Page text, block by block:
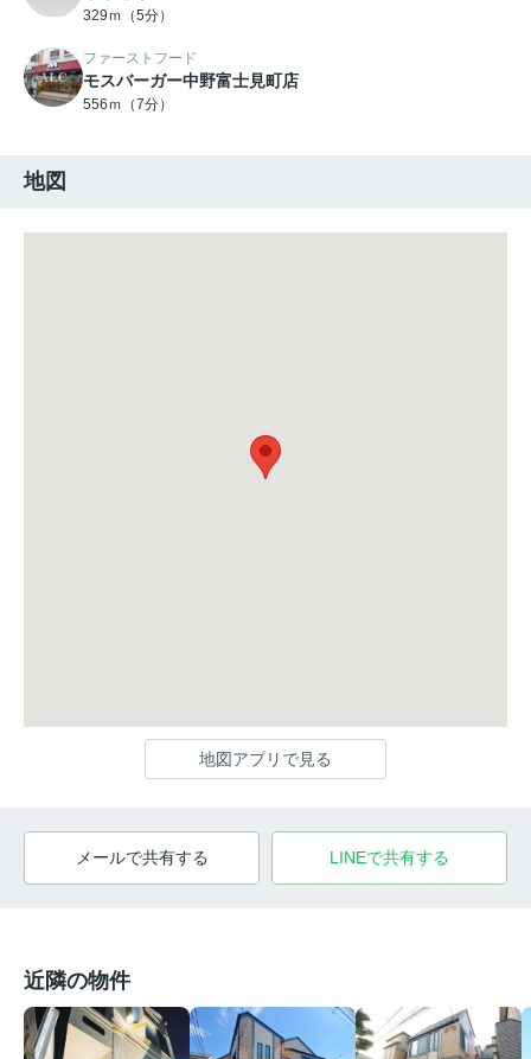
329ｍ（5分）
ファーストフード
モスバーガー中野富士見町店
556ｍ（7分）
地図
地図アプリで見る
メールで共有する LINEで共有する
近隣の物件